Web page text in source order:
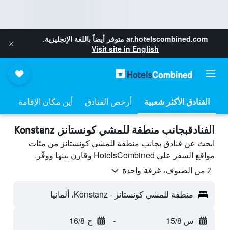
ar.hotelscombined.com متوفر أيضاً باللغة الإنجليزية.
Visit site in English
أرخص الفنادق أين مكان الإقامة
الفنادقبجانب منطقة للمشي كونستانز, Konstanz
ابحث عن فنادق بجانب منطقة للمشي كونستانز من مئات
مواقع السفر على HotelsCombined وقارن بينها ووفّر.
2 من الضيوف، غرفة واحدة
منطقة للمشي كونستانز - Konstanz، ألمانيا
س 15/8 - ح 16/8